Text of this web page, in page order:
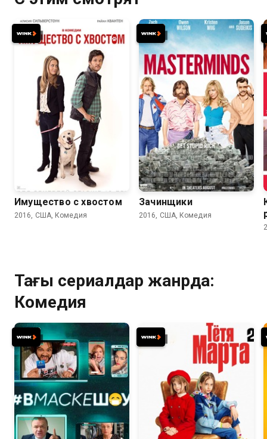
4.9
Имущество с хвостом
2016, США, Комедия
6.2 5.8
Зачинщики
2016, США, Комедия
Тағы сериалдар жанрда:
Комедия